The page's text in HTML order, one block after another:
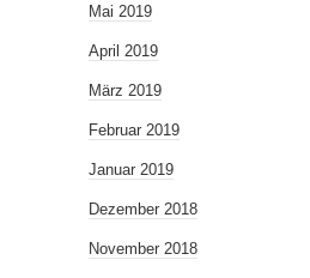
Mai 2019
April 2019
März 2019
Februar 2019
Januar 2019
Dezember 2018
November 2018